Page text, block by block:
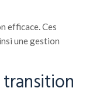
efficace. Ces
une gestion